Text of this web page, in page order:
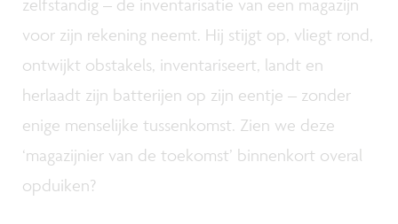
voor zijn rekening neemt. Hij stijgt op, vliegt rond,
ontwijkt obstakels, inventariseert, landt en
herlaadt zijn batterijen op zijn eentje – zonder
enige menselijke tussenkomst. Zien we deze
‘magazijnier van de toekomst’ binnenkort overal
opduiken?